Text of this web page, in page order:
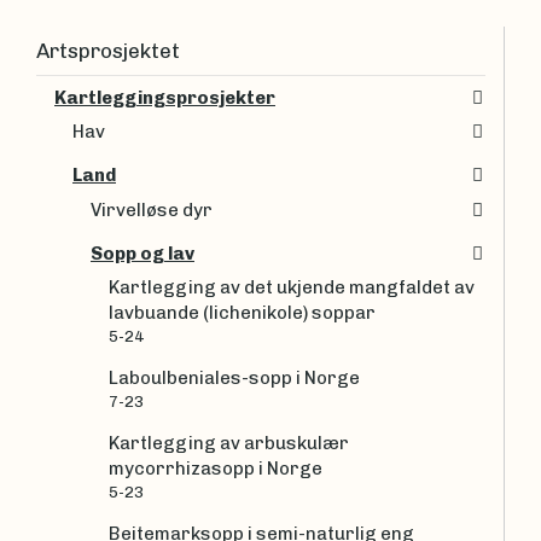
Artsprosjektet
Kartleggingsprosjekter
Hav
Land
Virvelløse dyr
Sopp og lav
Kartlegging av det ukjende mangfaldet av
lavbuande (lichenikole) soppar
5-24
Laboulbeniales-sopp i Norge
7-23
Kartlegging av arbuskulær
mycorrhizasopp i Norge
5-23
Beitemarksopp i semi-naturlig eng